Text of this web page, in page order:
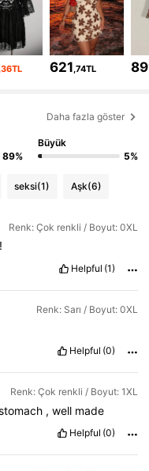
621 ,74TL
Daha fazla göster
89%
Büyük
5%
seksi(1) Aşk(6)
Renk: Çok renkli / Boyut: 0XL
Helpful (1)
Renk: Sarı / Boyut: 0XL
Helpful (0)
Renk: Çok renkli / Boyut: 1XL
,well made
Helpful (0)